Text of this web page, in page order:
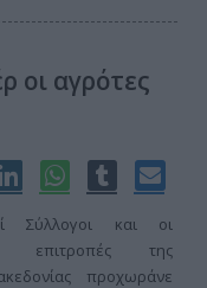
οι αγρότες
Σύλλογοι και οι
επιτροπές της
προχωράνε